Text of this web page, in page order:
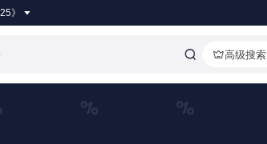
》
高级搜索